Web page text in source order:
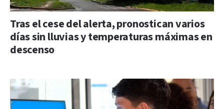
Tras el cese del alerta, pronostican varios
días sin lluvias y temperaturas máximas en
descenso